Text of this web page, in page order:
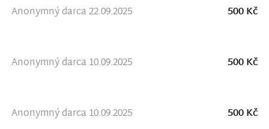
Anonymný darca 22.09.2025 500 Kč
Anonymný darca 10.09.2025 500 Kč
Anonymný darca 10.09.2025 500 Kč